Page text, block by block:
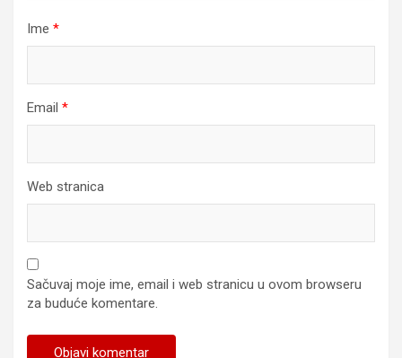
Ime *
Email *
Web stranica
Sačuvaj moje ime, email i web stranicu u ovom browseru
za buduće komentare.